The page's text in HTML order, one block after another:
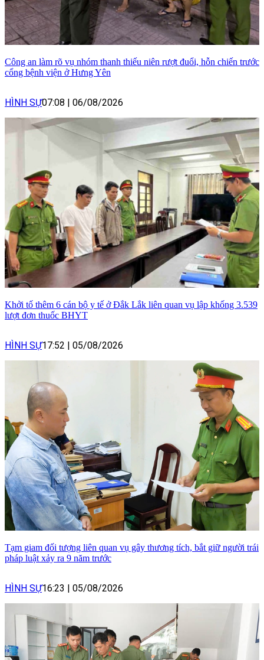
Công an làm rõ vụ nhóm thanh thiếu niên rượt đuổi, hỗn chiến trước
cổng bệnh viện ở Hưng Yên
HÌNH SỰ07:08 06/08/2026
Khởi tố thêm 6 cán bộ y tế ở Đắk Lắk liên quan vụ lập khống 3.539
lượt đơn thuốc BHYT
HÌNH SỰ17:52 05/08/2026
Tạm giam đối tượng liên quan vụ gây thương tích, bắt giữ người trái
pháp luật xảy ra 9 năm trước
HÌNH SỰ16:23 05/08/2026